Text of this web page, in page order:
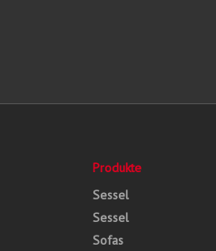
Produkte
Sessel
Sessel
Sofas